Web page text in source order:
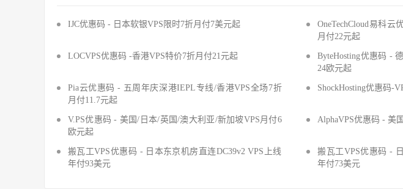
IJC优惠码 - 日本软银VPS限时7折月付7美元起
OneTechCloud易科
月付22元起
LOCVPS优惠码 -香港VPS特价7折月付21元起
ByteHosting优惠码 -
24欧元起
Pia云优惠码 - 五周年庆深港IEPL专线/香港VPS全场7折
月付11.7元起
ShockHosting优惠码-
V.PS优惠码 - 美国/日本/英国/澳大利亚/新加坡VPS月付6
欧元起
AlphaVPS优惠码 - 美
搬瓦工VPS优惠码 - 日本东京机房直连DC39v2 VPS上线
年付93美元
搬瓦工VPS优惠码 -
年付73美元